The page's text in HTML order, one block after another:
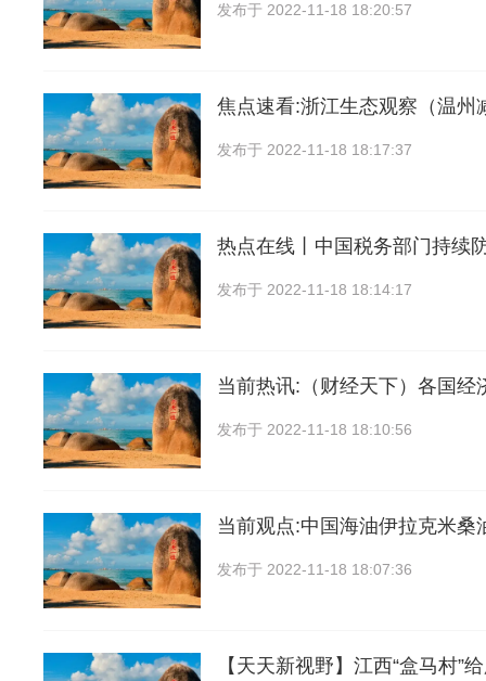
发布于 2022-11-18 18:20:57
焦点速看:浙江生态观察（温州
发布于 2022-11-18 18:17:37
热点在线丨中国税务部门持续
发布于 2022-11-18 18:14:17
当前热讯:（财经天下）各国经
发布于 2022-11-18 18:10:56
当前观点:中国海油伊拉克米桑
发布于 2022-11-18 18:07:36
【天天新视野】江西“盒马村”